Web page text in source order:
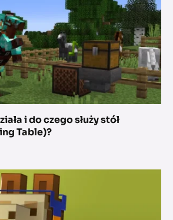
i do czego służy stół
Table)?